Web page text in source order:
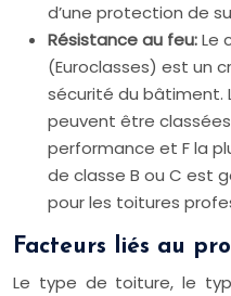
d’une protection de
Résistance au feu:Le
(Euroclasses) est un
sécurité du bâtiment.
peuvent être
performance et F la
de classe B ou C est
pour les toitures
Facteurs liés au
Le type de toiture, le